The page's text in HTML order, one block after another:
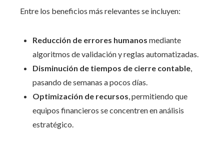
Entre los beneficios más relevantes se incluyen:
Reducción de errores humanos mediante
algoritmos de validación y reglas automatizadas.
Disminución de tiempos de cierre contable
pasando de semanas a pocos días.
Optimización de recursos , permitiendo que
equipos financieros se concentren en análisis
estratégico.